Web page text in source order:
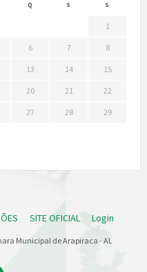
Q S S
1
6 7 8
13 14 15
20 21 22
27 28 29
SITE OFICIAL Login
Municipal de Arapiraca - AL